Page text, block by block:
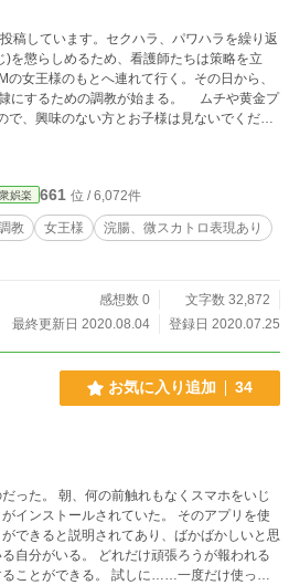
稿しています。セクハラ、パワハラを繰り返
を懲らしめるため、看護師たちは策略を立
女王様のもとへ連れて行く。その日から、
にするための調教が始まる。 ムチや黄金プ
で、興味のない方とお子様は見ないでくださ
ん二次創作ではありません。
娯楽 661 位 / 6,072件
教 女王様
浣腸、微スカトロ表現あり
感想数 0
文字数 32,872
最終更新日 2020.08.04
登録日 2020.07.25
お気に入り追加 34
った。 朝、何の前触れもなくスマホをいじ
インストールされていた。 そのアプリを使
できると説明されてあり、ばかばかしいと思
自分がいる。 どれだけ頑張ろうが報われる
ることができる。 試しに……一度だけ使って